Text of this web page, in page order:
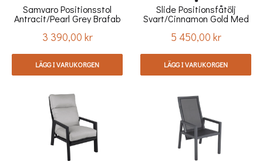
Samvaro Positionsstol
Antracit/pearl Grey Brafab
Pris
3 390,00 kr
LÄGG I VARUKORGEN
Slide Positionsfåtölj
Svart/cinnamon Gold Med
Pris
5 450,00 kr
LÄGG I VARUKORGEN